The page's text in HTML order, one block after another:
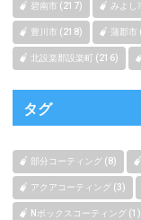
碧南市 (217) みよし
豊川市 (218) 蒲郡市
北設楽郡設楽町 (216)
タグ
部分コーティング (8)
アクアコーティング (3)
Nボックスコーティング (1)